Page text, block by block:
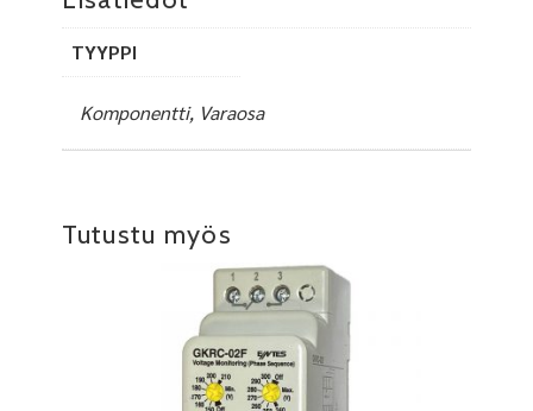
TYYPPI
Komponentti, Varaosa
Tutustu myös